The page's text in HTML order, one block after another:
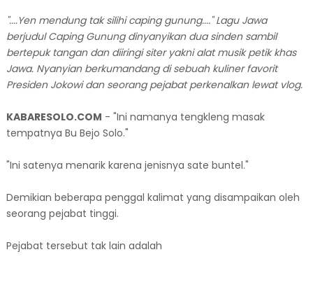
"....Yen mendung tak silihi caping gunung...." Lagu Jawa
berjudul Caping Gunung dinyanyikan dua sinden sambil
bertepuk tangan dan diiringi siter yakni alat musik petik khas
Jawa. Nyanyian berkumandang di sebuah kuliner favorit
Presiden Jokowi dan seorang pejabat perkenalkan lewat vlog.
KABARESOLO.COM - "Ini namanya tengkleng masak
tempatnya Bu Bejo Solo."
"Ini satenya menarik karena jenisnya sate buntel."
Demikian beberapa penggal kalimat yang disampaikan oleh
seorang pejabat tinggi.
Pejabat tersebut tak lain adalah